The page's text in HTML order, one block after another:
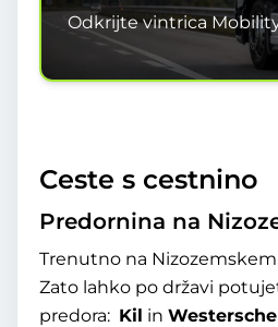
Odkrijte vintrica
Ceste s cestnino
Predornina na
Trenutno na
Zato lahko po državi
predora: Kil in